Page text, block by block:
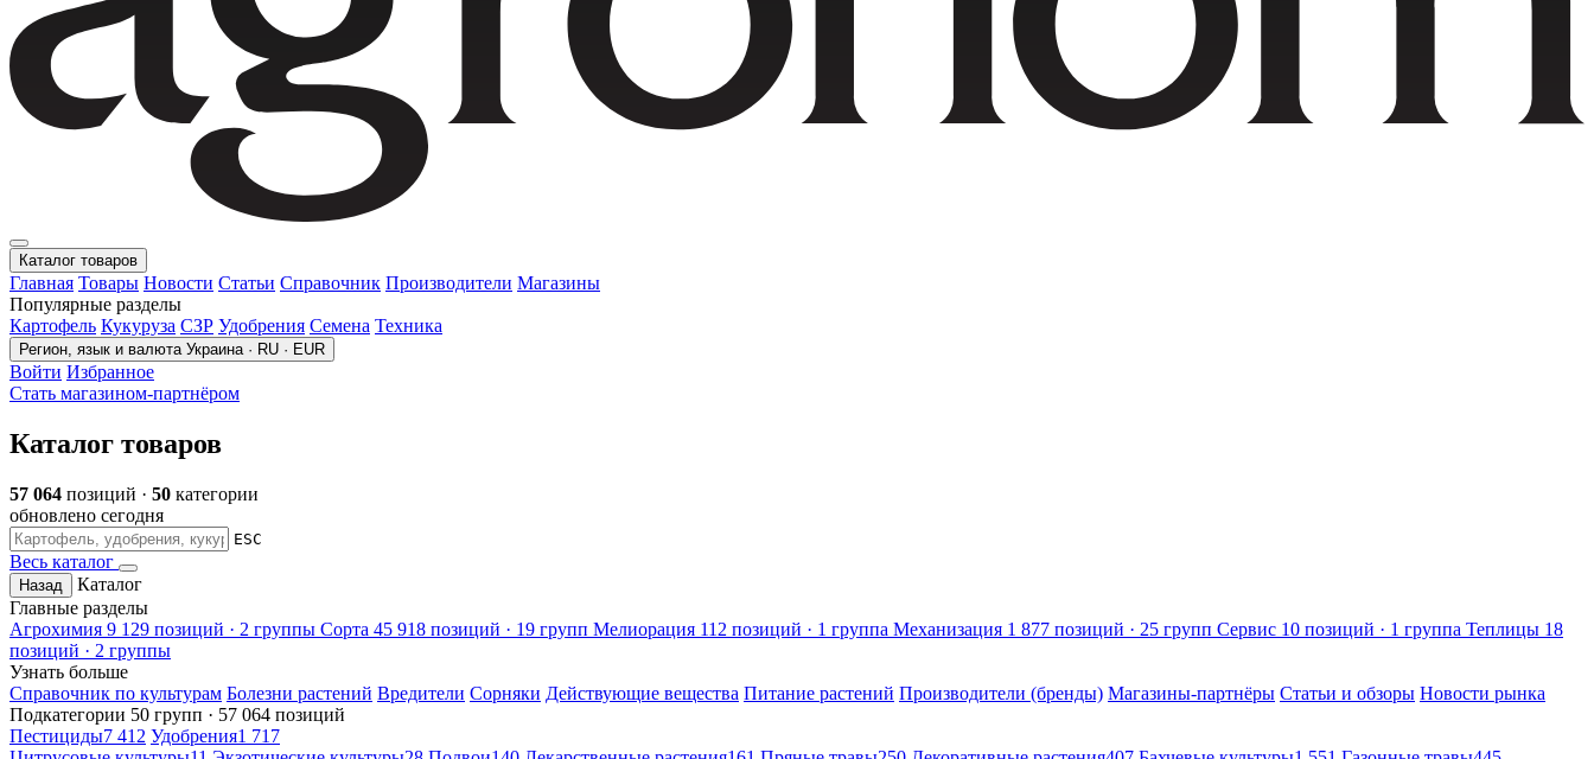
Каталог товаров
Главная Товары Новости Статьи Справочник Производители Магазины
Популярные разделы
Картофель Кукуруза СЗР Удобрения Семена Техника
Регион, язык и валюта Украина · RU · EUR
Войти Избранное
Стать магазином-партнёром
Каталог товаров
57 064 позиций · 50 категории
обновлено сегодня
ESC
Весь каталог
Назад
Каталог
Главные разделы
Агрохимия 9 129 позиций · 2 группы Сорта 45 918 позиций · 19 групп Мелиорация 112 позиций · 1 группа Механизация 1 877 позиций · 25 групп Сервис 10 позиций · 1 группа Теплицы 18
позиций · 2 группы
Узнать больше
Справочник по культурам Болезни растений Вредители Сорняки Действующие вещества Питание растений Производители (бренды) Магазины-партнёры Статьи и обзоры Новости рынка
Подкатегории 50 групп · 57 064 позиций
Пестициды7 412 Удобрения1 717